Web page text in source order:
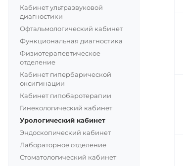
Кабинет ультразвуковой
диагностики
Офтальмологический кабинет
Функциональная диагностика
Физиотерапевтическое
отделение
Кабинет гипербарической
оксигинации
Кабинет гипобаротерапии
Гинекологический кабинет
Урологический кабинет
Эндоскопический кабинет
Лабораторное отделение
Стоматологический кабинет